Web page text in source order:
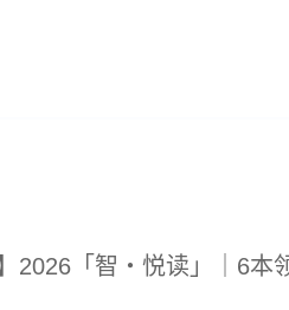
2026「智・悦读」｜6